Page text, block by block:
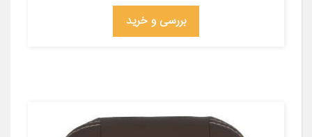
بررسی و خرید